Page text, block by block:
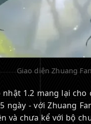
Giao diện Zhuang
nhật 1.2 mang lại
ngày - với Zhuang
và chưa kể với bộ